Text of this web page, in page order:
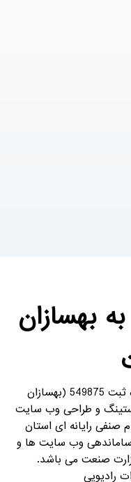
بهسازان
بهسازان فناوران داده نگار به شماره ثبت 549875 (بهسازان
و طراحی وب سایت
رایانه ای استان
ساماندهی وب سایت ها و
وزارت صنعت می باشد.